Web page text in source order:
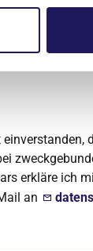
erkläre ich
an